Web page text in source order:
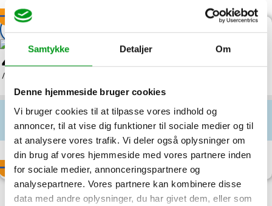
Samtykke Detaljer Om
Denne hjemmeside bruger cookies
Vi bruger cookies til at tilpasse vores indhold og
annoncer, til at vise dig funktioner til sociale medier og til
at analysere vores trafik. Vi deler også oplysninger om
din brug af vores hjemmeside med vores partnere inden
for sociale medier, annonceringspartnere og
analysepartnere. Vores partnere kan kombinere disse
data med andre oplysninger, du har givet dem, eller som
Bliv medlem
Godt ry
4.4
/5  Rated 4.4 out of 5
Læs anmeldelse ›
A-kasse:
560,-
Åben for: Alle faggrupper
Bliv medlem
Hvor meget får man udbetalt